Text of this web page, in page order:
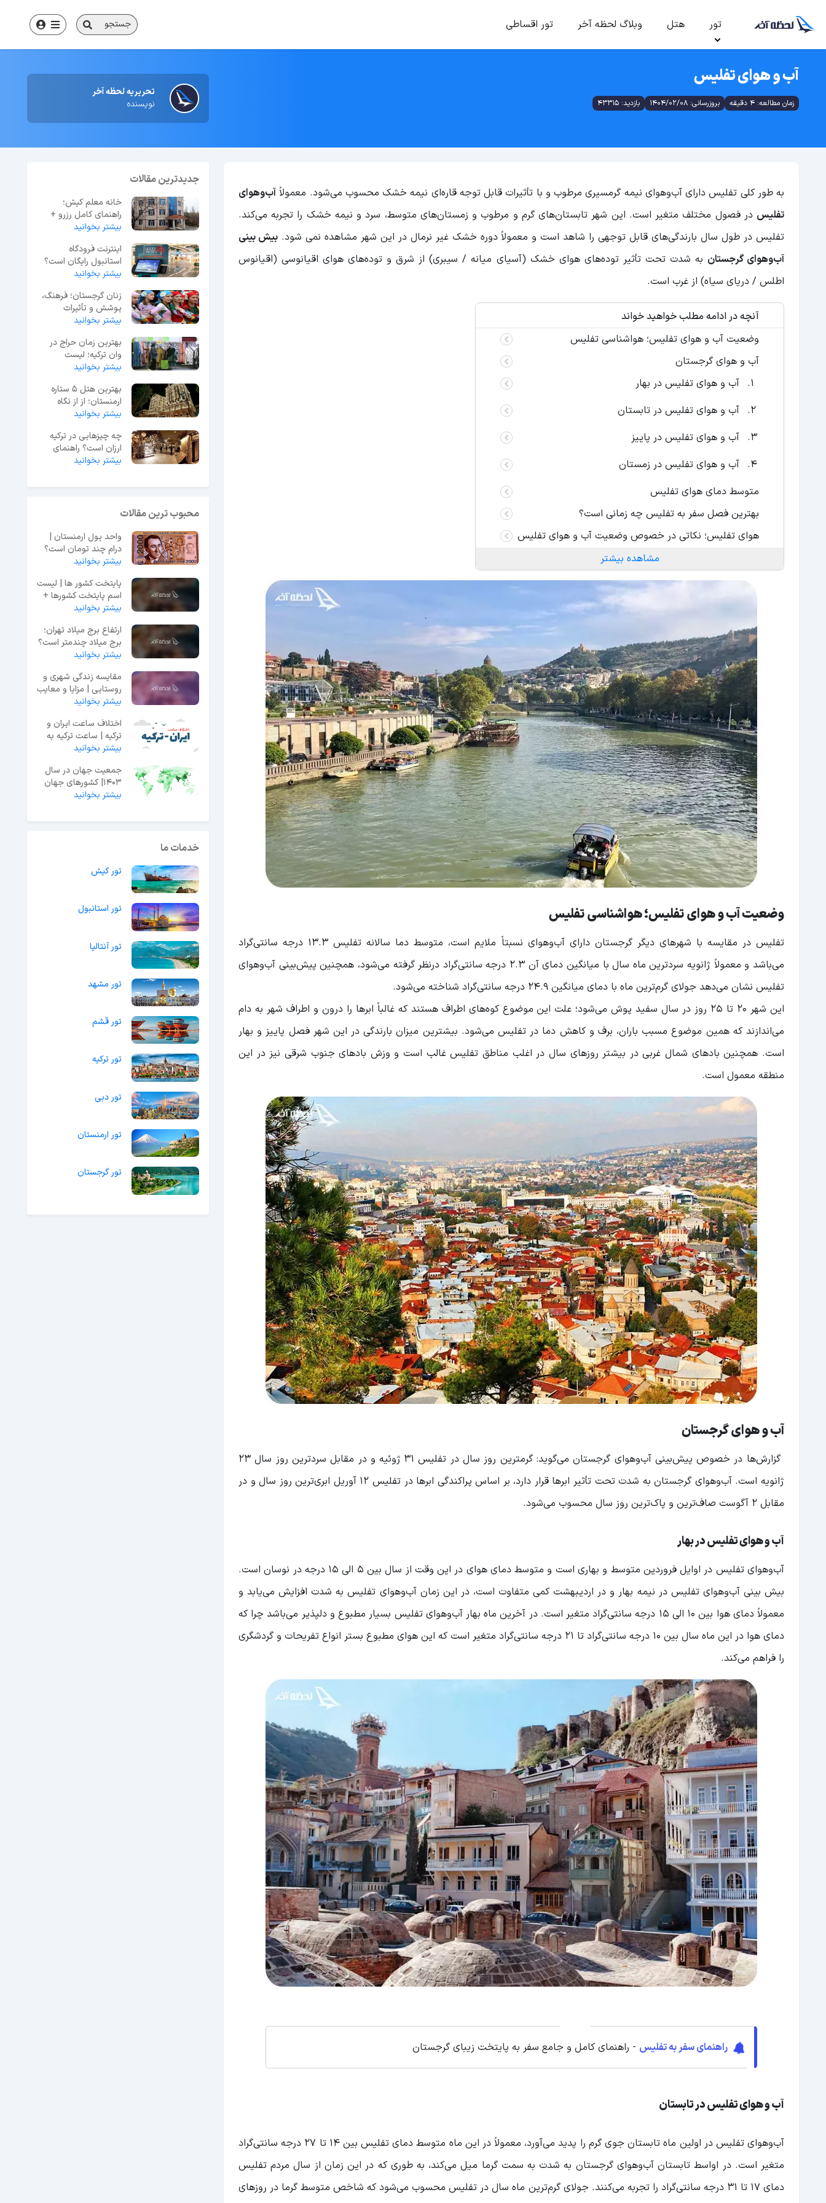
تور هتل وبلاگ لحظه آخر تور اقساطی جستجو
آب و هوای تفلیس
زمان مطالعه: 4 دقیقه بروزرسانی: 1404/02/08 بازدید: 43315
تحریریه لحظه آخر
نویسنده
به طور کلی تفلیس دارای آب‌و‌هوای نیمه گرمسیری مرطوب و با تأثیرات قابل توجه قاره‌ای نیمه خشک محسوب می‌شود. معمولاً آب‌و‌هوای
تفلیس در فصول مختلف متغیر است. این شهر تابستان‌های گرم و مرطوب و زمستان‌های متوسط، سرد و نیمه خشک را تجربه می‌کند.
تفلیس در طول سال بارندگی‌های قابل توجهی را شاهد است و معمولاً دوره خشک غیر نرمال در این شهر مشاهده نمی شود.بیش بینی
آب‌و‌هوای گرجستان به شدت تحت تأثیر توده‌های هوای خشک (آسیای میانه / سیبری) از شرق و توده‌های هوای اقیانوسی (اقیانوس
اطلس / دریای سیاه) از غرب است.
آنچه در ادامه مطلب خواهید خواند
وضعیت آب و هوای تفلیس؛ هواشناسی تفلیس
آب و هوای گرجستان
آب و هوای تفلیس در بهار
آب و هوای تفلیس در تابستان
آب و هوای تفلیس در پاییز
آب و هوای تفلیس در زمستان
متوسط دمای هوای تفلیس
بهترین فصل سفر به تفلیس چه زمانی است؟
هوای تفلیس؛ نکاتی در خصوص وضعیت آب و هوای تفلیس
مشاهده بیشتر
وضعیت آب و هوای تفلیس؛ هواشناسی تفلیس
تفلیس در مقایسه با شهرهای دیگر گرجستان دارای آب‌و‌هوای نسبتاً ملایم است، متوسط دما سالانه تفلیس 13.3 درجه سانتی‌گراد
می‌باشد و معمولاً ژانویه سردترین ماه سال با میانگین دمای آن 2.3 درجه سانتی‌گراد در‌نظر گرفته می‌شود، همچنین پیش‌بینی آب‌و‌هوای
تفلیس نشان می‌دهد جولای گرم‌ترین ماه با دمای میانگین 24.9 درجه سانتی‌گراد شناخته می‌شود.
این شهر 20 تا 25 روز در سال سفید پوش می‌شود؛ علت این موضوع کوه‌های اطراف هستند که غالباً ابرها را درون و اطراف شهر به دام
می‌اندازند که همین موضوع مسبب باران، برف و کاهش دما در تفلیس می‌شود. بیشترین میزان بارندگی در این شهر فصل پاییز و بهار
است. همچنین بادهای شمال غربی در بیشتر روزهای سال در اغلب مناطق تفلیس غالب است و وزش بادهای جنوب شرقی نیز در این
منطقه معمول است.
آب و هوای گرجستان
گزارش‌ها در خصوص پیش‌بینی آب‌و‌هوای گرجستان می‌گوید: گرمترین روز سال در تفلیس 31 ژوئیه و در مقابل سردترین روز سال 23
ژانویه است. آب‌و‌هوای گرجستان به شدت تحت تأثیر ابرها قرار دارد، بر اساس پراکندگی ابرها در تفلیس 12 آوریل ابری‌ترین روز سال و در
مقابل 2 آگوست صاف‌ترین و پاک‌ترین روز سال محسوب می‌شود.
آب و هوای تفلیس در بهار
آب‌و‌هوای تفلیس در اوایل فروردین متوسط و بهاری است و متوسط دمای هوای در این وقت از سال بین 5 الی 15 درجه در نوسان است.
بیش بینی آب‌و‌هوای تفلیس در نیمه بهار و در اردیبهشت کمی متفاوت است، در این زمان آب‌و‌هوای تفلیس به شدت افزایش می‌یابد و
معمولاً دمای هوا بین 10 الی 15 درجه سانتی‌گراد متغیر است. در آخرین ماه بهار آب‌و‌هوای تفلیس بسیار مطبوع و دلپذیر می‌باشد چرا که
دمای هوا در این ماه سال بین 10 درجه سانتی‌گراد تا 21 درجه سانتی‌گراد متغیر است که این هوای مطبوع بستر انواع تفریحات و گردشگری
را فراهم می‌کند.
راهنمای سفر به تفلیس - راهنمای کامل و جامع سفر به پایتخت زیبای گرجستان
آب و هوای تفلیس در تابستان
آب‌و‌هوای تفلیس در اولین ماه تابستان جوی گرم را پدید می‌آورد، معمولاً در این ماه متوسط دمای تفلیس بین 14 تا 27 درجه سانتی‌گراد
متغیر است. در اواسط تابستان آب‌و‌هوای گرجستان به شدت به سمت گرما میل می‌کند، به طوری که در این زمان از سال مردم تفلیس
دمای 17 تا 31 درجه سانتی‌گراد را تجربه می‌کنند. جولای گرم‌ترین ماه سال در تفلیس محسوب می‌شود که شاخص متوسط گرما در روزهای
جدیدترین مقالات
خانه معلم کیش؛
راهنمای کامل رزرو +
آدرس و شماره تماس
بیشتر بخوانید
اینترنت فرودگاه
استانبول رایگان است؟
راهنمای گام‌به‌گام
بیشتر بخوانید
زنان گرجستان؛ فرهنگ،
پوشش و تأثیرات
اجتماعی
بیشتر بخوانید
بهترین زمان حراج در
وان ترکیه؛ لیست
حراجی‌های 2025
بیشتر بخوانید
بهترین هتل 5 ستاره
ارمنستان؛ از از نگاه
مسافران ایرانی
بیشتر بخوانید
چه چیزهایی در ترکیه
ارزان است؟ راهنمای
خرید ارزان در ترکیه
بیشتر بخوانید
محبوب ترین مقالات
واحد پول ارمنستان |
درام چند تومان است؟
بیشتر بخوانید
پایتخت کشور ها | لیست
اسم پایتخت کشورها +
جمعیت و مساحت آنها
بیشتر بخوانید
ارتفاع برج میلاد تهران؛
برج میلاد چندمتر است؟
بیشتر بخوانید
مقایسه زندگی شهری و
روستایی | مزایا و معایب
بیشتر بخوانید
اختلاف ساعت ایران و
ترکیه | ساعت ترکیه به
وقت ایران
بیشتر بخوانید
جمعیت جهان در سال
1403| کشورهای جهان
به ترتیب بیشترین
بیشتر بخوانید
خدمات ما
تور کیش
تور استانبول
تور آنتالیا
تور مشهد
تور قشم
تور ترکیه
تور دبی
تور ارمنستان
تور گرجستان